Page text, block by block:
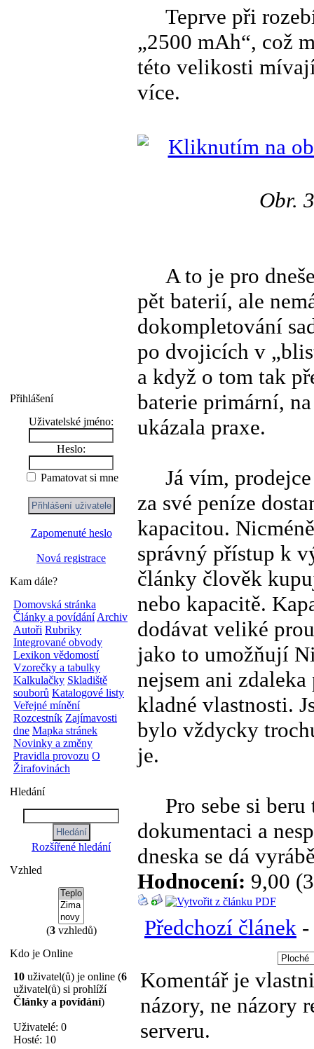
Přihlášení
Uživatelské jméno:
Heslo:
Pamatovat si mne
Zapomenuté heslo
Nová registrace
Kam dále?
Domovská stránka
Články a povídání Archiv
Autoři Rubriky
Integrované obvody
Lexikon vědomostí
Vzorečky a tabulky
Kalkulačky Skladiště
souborů Katalogové listy
Veřejné mínění
Rozcestník Zajímavosti
dne Mapka stránek
Novinky a změny
Pravidla provozu O
Žirafovinách
Hledání
Rozšířené hledání
Vzhled
(3vzhledů)
Kdo je Online
10 uživatel(ů) je online (6
uživatel(ů) si prohlíží
Články a povídání)
Uživatelé: 0
Hosté: 10
Teprve při
„2500 mAh“, což
této velikosti
více.
Obr.
A to je pro
pět baterií, ale
dokompletování
po dvojicích v
a když o tom tak
baterie primární,
ukázala praxe.
Já vím, prodejce
za své peníze
kapacitou.
správný přístup k
články člověk
nebo kapacitě.
dodávat veliké
jako to umožňují
nejsem ani
kladné vlastnosti.
bylo vždycky
je.
Pro sebe si beru
dokumentaci a
dneska se dá
Hodnocení: 9,00
Předchozí článek -
Komentář je
názory, ne názory
serveru.